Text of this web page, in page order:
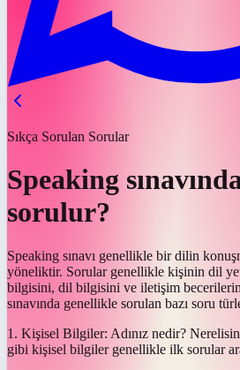
Sıkça Sorulan Sorular
Speaking
sorulur?
Speaking sınavı genellikle bir dilin
yöneliktir. Sorular genellikle kişinin dil
bilgisini, dil bilgisini ve iletişim
sınavında genellikle sorulan bazı soru
1. Kişisel Bilgiler: Adınız nedir?
gibi kişisel bilgiler genellikle ilk sorular